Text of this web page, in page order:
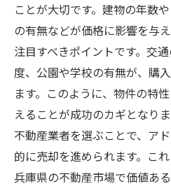
ことが大切です。建物の年数
の有無などが価格に影響を与
注目すべきポイントです。交
度、公園や学校の有無が、購
ます。このように、物件の特
えることが成功のカギとなり
不動産業者を選ぶことで、ア
的に売却を進められます。こ
兵庫県の不動産市場で価値あ